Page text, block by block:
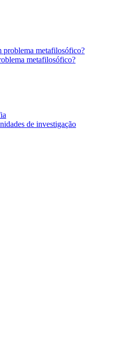
problema metafilosófico?
metafilosófico?
de investigação